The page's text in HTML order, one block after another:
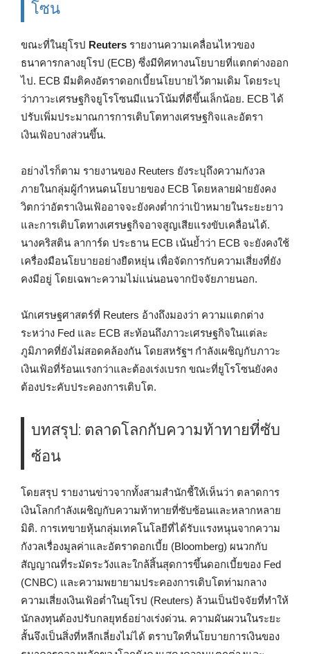
โซน
ขณะที่ในยุโรป Reuters รายงานความเคลื่อนไหวของ
ธนาคารกลางยุโรป (ECB) ซึ่งมีทิศทางนโยบายที่แตกต่างออก
ไป. ECB มีมติคงอัตราดอกเบี้ยนโยบายไว้ตามเดิม โดยระบุ
ว่าภาวะเศรษฐกิจยูโรโซนมีแนวโน้มที่ดีขึ้นเล็กน้อย. ECB ได้
ปรับเพิ่มประมาณการการเติบโตทางเศรษฐกิจและอัตรา
เงินเฟ้อบางส่วนขึ้น.
อย่างไรก็ตาม รายงานของ Reuters ยังระบุถึงความกังวล
ภายในกลุ่มผู้กำหนดนโยบายของ ECB โดยหลายฝ่ายยังคง
วิตกว่าอัตราเงินเฟ้ออาจจะยังคงต่ำกว่าเป้าหมายในระยะยาว
และการเติบโตทางเศรษฐกิจอาจสูญเสียแรงขับเคลื่อนได้.
นางคริสติน ลาการ์ด ประธาน ECB เน้นย้ำว่า ECB จะยังคงใช้
เครื่องมือนโยบายอย่างยืดหยุ่น เพื่อจัดการกับความเสี่ยงที่ยัง
คงมีอยู่ โดยเฉพาะความไม่แน่นอนจากปัจจัยภายนอก.
นักเศรษฐศาสตร์ที่ Reuters อ้างถึงมองว่า ความแตกต่าง
ระหว่าง Fed และ ECB สะท้อนถึงภาวะเศรษฐกิจในแต่ละ
ภูมิภาคที่ยังไม่สอดคล้องกัน โดยสหรัฐฯ กำลังเผชิญกับภาวะ
เงินเฟ้อที่ร้อนแรงกว่าและต้องเร่งเบรก ขณะที่ยูโรโซนยังคง
ต้องประคับประคองการเติบโต.
บทสรุป: ตลาดโลกกับความท้าทายที่ซับ
ซ้อน
โดยสรุป รายงานข่าวจากทั้งสามสำนักชี้ให้เห็นว่า ตลาดการ
เงินโลกกำลังเผชิญกับความท้าทายที่ซับซ้อนและหลากหลาย
มิติ. การเทขายหุ้นกลุ่มเทคโนโลยีที่ได้รับแรงหนุนจากความ
กังวลเรื่องมูลค่าและอัตราดอกเบี้ย (Bloomberg) ผนวกกับ
สัญญาณที่ระมัดระวังและใกล้สิ้นสุดการขึ้นดอกเบี้ยของ Fed
(CNBC) และความพยายามประคองการเติบโตท่ามกลาง
ความเสี่ยงเงินเฟ้อต่ำในยุโรป (Reuters) ล้วนเป็นปัจจัยที่ทำให้
นักลงทุนต้องปรับกลยุทธ์อย่างเร่งด่วน. ความผันผวนในระยะ
สั้นจึงเป็นสิ่งที่หลีกเลี่ยงไม่ได้ ตราบใดที่นโยบายการเงินของ